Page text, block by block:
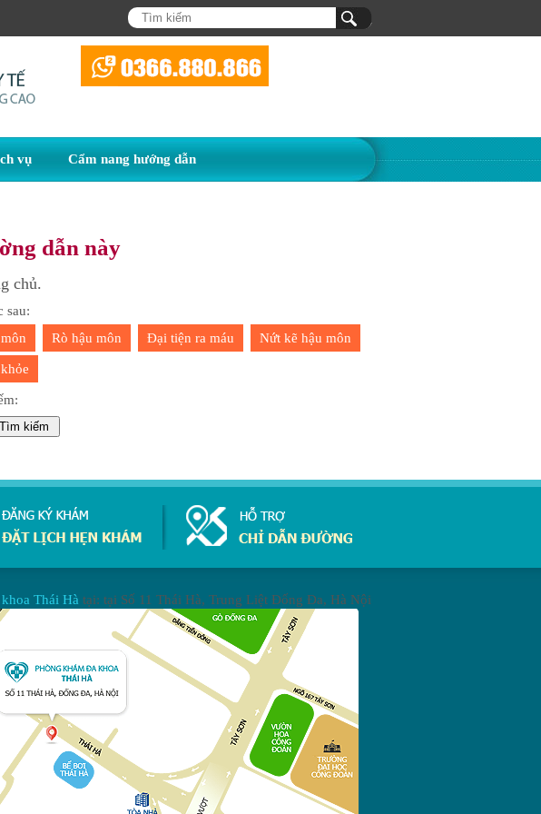
vụ Cẩm nang hướng dẫn
dẫn này
chủ.
sau:
Rò hậu môn Đại tiện ra máu Nứt kẽ hậu môn
Thái Hà tại: tại Số 11 Thái Hà, Trung Liệt Đống Đa, Hà Nội